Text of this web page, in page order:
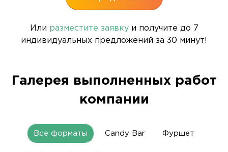
Или разместите заявкуи получите до 7
индивидуальных предложений за 30 минут!
Галерея выполненных работ
компании
Все форматы Candy Bar Фуршет